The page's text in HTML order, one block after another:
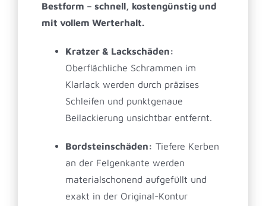
Bestform – schnell, kostengünstig und
mit vollem Werterhalt.
Kratzer & Lackschäden:
Oberflächliche Schrammen im
Klarlack werden durch präzises
Schleifen und punktgenaue
Beilackierung unsichtbar entfernt.
Bordsteinschäden: Tiefere Kerben
an der Felgenkante werden
materialschonend aufgefüllt und
exakt in der Original-Kontur